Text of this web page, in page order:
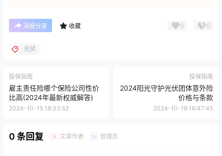
海报分享 收藏 0 0
光伏
投保指南
雇主责任险哪个保险公司性价
比高(2024年最新权威解答)
2024-10-15 18:33:52
投保指南
2024阳光守护光伏团体意外险
价格与条款
2024-10-16 16:47:45
0 条回复 A 文章作者 M 管理员